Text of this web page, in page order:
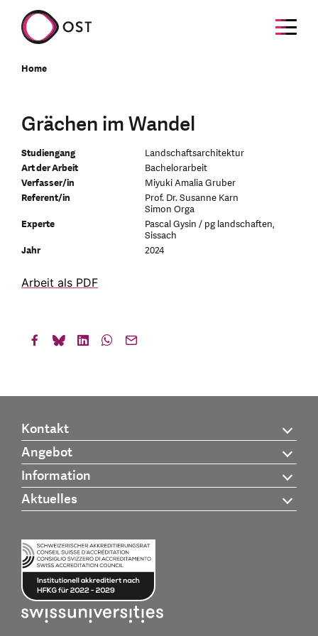
Home
Grächen im Wandel
Studiengang
Landschaftsarchitektur
Art der Arbeit
Bachelorarbeit
Verfasser/in
Miyuki Amalia Gruber
Referent/in
Prof. Dr. Susanne Karn
Simon Orga
Experte
Pascal Gysin / pg landschaften,
Sissach
Jahr
2024
Arbeit als PDF
Kontakt
Angebot
Information
Aktuelles